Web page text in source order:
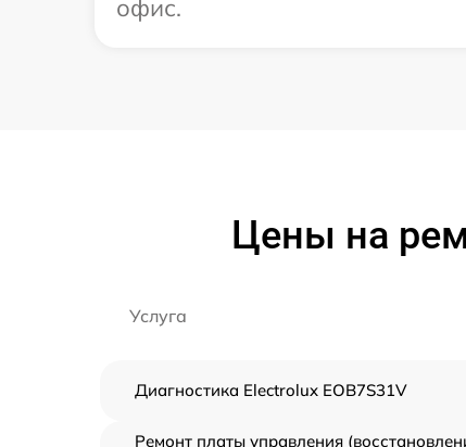
офис.
Цены на
Услуга
Диагностика Electrolux EOB7S31V
Ремонт платы управления